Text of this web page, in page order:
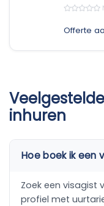
Offerte
inhuren
Hoe boek ik een
Zoek een visagist
profiel met